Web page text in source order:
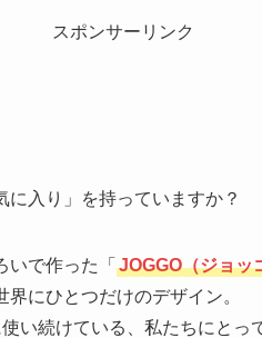
スポンサーリンク
入り」を持っていますか？
で作った「 JOGGO（ジョッ
にひとつだけのデザイン。
い続けている、私たちにとっ